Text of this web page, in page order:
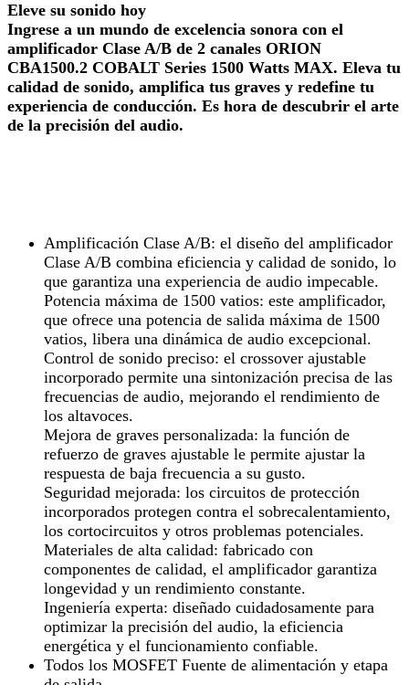
Eleve su sonido hoy
Ingrese a un mundo de excelencia sonora con el
amplificador Clase A/B de 2 canales ORION
CBA1500.2 COBALT Series 1500 Watts MAX. Eleva tu
calidad de sonido, amplifica tus graves y redefine tu
experiencia de conducción. Es hora de descubrir el arte
de la precisión del audio.
Amplificación Clase A/B: el diseño del amplificador
Clase A/B combina eficiencia y calidad de sonido, lo
que garantiza una experiencia de audio impecable.
Potencia máxima de 1500 vatios: este amplificador,
que ofrece una potencia de salida máxima de 1500
vatios, libera una dinámica de audio excepcional.
Control de sonido preciso: el crossover ajustable
incorporado permite una sintonización precisa de las
frecuencias de audio, mejorando el rendimiento de
los altavoces.
Mejora de graves personalizada: la función de
refuerzo de graves ajustable le permite ajustar la
respuesta de baja frecuencia a su gusto.
Seguridad mejorada: los circuitos de protección
incorporados protegen contra el sobrecalentamiento,
los cortocircuitos y otros problemas potenciales.
Materiales de alta calidad: fabricado con
componentes de calidad, el amplificador garantiza
longevidad y un rendimiento constante.
Ingeniería experta: diseñado cuidadosamente para
optimizar la precisión del audio, la eficiencia
energética y el funcionamiento confiable.
Todos los MOSFET Fuente de alimentación y etapa